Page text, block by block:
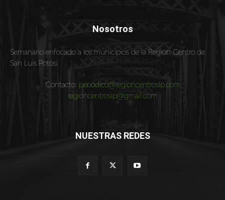
Nosotros
Semanario enfocado a los municipios de la Región Centro de
San Luis Potosí
Contacto: periodico@regioncentroslp.com
regioncentroslp@gmail.com
NUESTRAS REDES